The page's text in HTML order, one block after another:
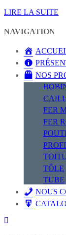
LIRE LA SUITE
NAVIGATION
NOS
FER
FER
TÔLE
TUBE
NOUS